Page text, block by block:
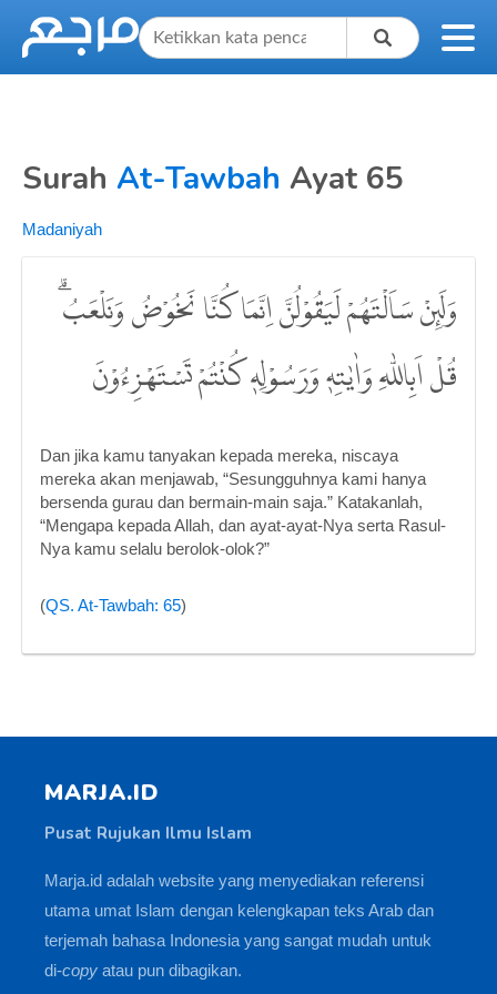
Surah At-Tawbah Ayat 65
Madaniyah
وَلَىِٕنْ سَاَلْتَهُمْ لَيَقُوْلُنَّ اِنَّمَا كُنَّا نَخُوْضُ وَنَلْعَبُۗ
قُلْ اَبِاللّٰهِ وَاٰيٰتِهٖ وَرَسُوْلِهٖ كُنْتُمْ تَسْتَهْزِءُوْنَ
Dan jika kamu tanyakan kepada mereka, niscaya
mereka akan menjawab, “Sesungguhnya kami hanya
bersenda gurau dan bermain-main saja.” Katakanlah,
“Mengapa kepada Allah, dan ayat-ayat-Nya serta Rasul-
Nya kamu selalu berolok-olok?”
(QS. At-Tawbah: 65)
MARJA.ID
Pusat Rujukan Ilmu Islam
Marja.id adalah website yang menyediakan referensi
utama umat Islam dengan kelengkapan teks Arab dan
terjemah bahasa Indonesia yang sangat mudah untuk
di-copy atau pun dibagikan.